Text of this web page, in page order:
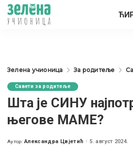
Зелена учионица За родитеље
Савети за родитеље
Шта је СИНУ
његове МАМЕ?
Posted
Аутор: Александра Цвјетић 5. август 2024.